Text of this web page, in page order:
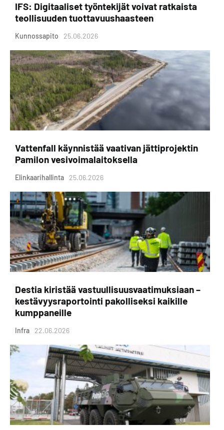
IFS: Digitaaliset työntekijät voivat ratkaista
teollisuuden tuottavuushaasteen
Kunnossapito 25.06.2026
Vattenfall käynnistää vaativan jättiprojektin
Pamilon vesivoimalaitoksella
Elinkaarihallinta 25.06.2026
Destia kiristää vastuullisuusvaatimuksiaan –
kestävyysraportointi pakolliseksi kaikille
kumppaneille
Infra 22.06.2026